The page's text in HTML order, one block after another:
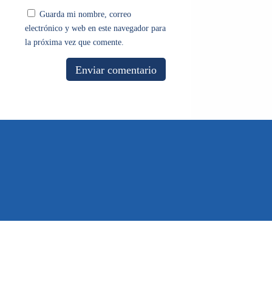
Guarda mi nombre, correo
electrónico y web en este navegador para
la próxima vez que comente.